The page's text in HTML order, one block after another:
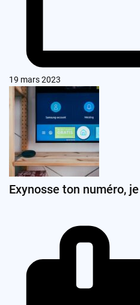
19 mars 2023
Exynosse ton numéro,